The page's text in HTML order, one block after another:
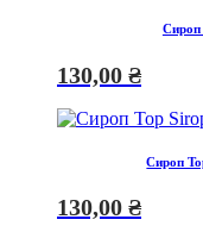
Сироп
130,00 ₴
Сироп
130,00 ₴